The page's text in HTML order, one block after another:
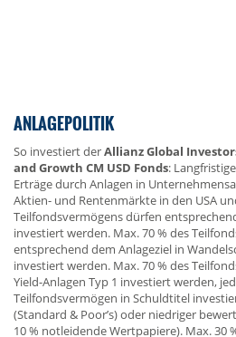
ANLAGEPOLITIK
So investiert derAllianz Global
and Growth CM USD Fonds:
Erträge durch Anlagen in
Aktien- und Rentenmärkte in den USA
Teilfondsvermögens dürfen
investiert werden. Max. 70 % des
entsprechend dem Anlageziel in
investiert werden. Max. 70 % des
Yield-Anlagen Typ 1 investiert werden,
Teilfondsvermögen in Schuldtitel
(Standard & Poor’s) oder niedriger
10 % notleidende Wertpapiere). Max. 30